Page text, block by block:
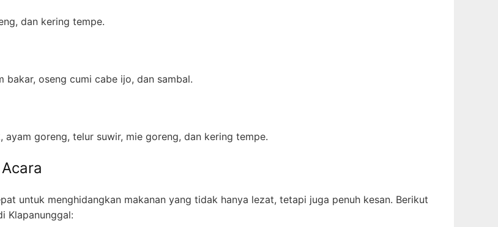
dan kering tempe.
bakar, oseng cumi cabe ijo, dan sambal.
goreng, telur suwir, mie goreng, dan kering tempe.
untuk menghidangkan makanan yang tidak hanya lezat, tetapi juga penuh kesan. Berikut
Klapanunggal: